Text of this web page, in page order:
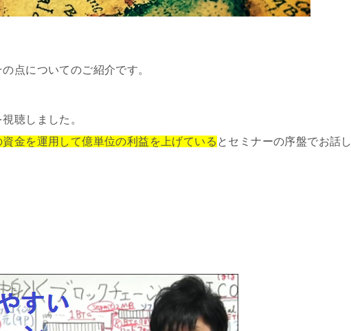
点についてのご紹介です。
聴しました。
金を運用して億単位の利益を上げている とセミナーの序盤でお話し